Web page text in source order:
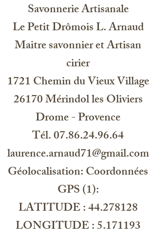
Savonnerie Artisanale
Le Petit Drômois L. Arnaud
Maitre savonnier et Artisan
cirier
1721 Chemin du Vieux Village
26170 Mérindol les Oliviers
Drome - Provence
Tél. 07.86.24.96.64
laurence.arnaud71@gmail.com
Géolocalisation: Coordonnées
GPS (1):
LATITUDE : 44.278128
LONGITUDE : 5.171193